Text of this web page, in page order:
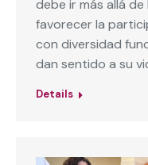
debe ir más allá
favorecer la
con diversidad
dan sentido a su
Details